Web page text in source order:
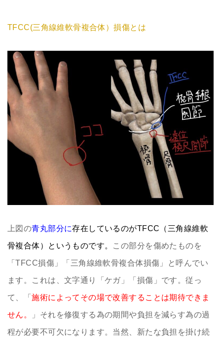
TFCC(三角線維軟骨複合体）損傷とは
上図の青丸部分に存在しているのがTFCC（三角線維軟
骨複合体）というものです。 この部分を傷めたものを
「TFCC損傷」「三角線維軟骨複合体損傷」と呼んでい
ます。これは、文字通り「ケガ」「損傷」です。従っ
て、「施術によってその場で改善することは期待できま
せん。 」それを修復する為の期間や負担を減らす為の過
程が必要不可欠になります。当然、新たな負担を掛け続